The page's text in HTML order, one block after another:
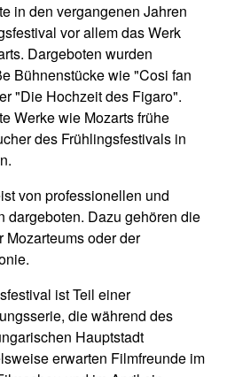
in den vergangenen Jahren
vor allem das Werk
Dargeboten wurden
Bühnenstücke wie "Cosi fan
"Die Hochzeit des Figaro".
Werke wie Mozarts frühe
des Frühlingsfestivals in
von professionellen und
dargeboten. Dazu gehören die
Mozarteums oder der
ist Teil einer
die während des
Hauptstadt
erwarten Filmfreunde im